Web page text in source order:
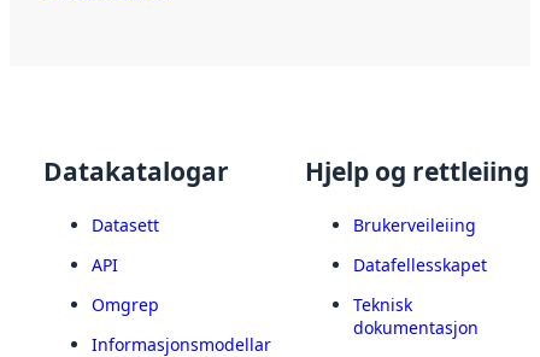
Datakatalogar
Datasett
API
Omgrep
Informasjonsmodellar
Hjelp og rettleiing
Brukerveileiing
Datafellesskapet
Teknisk
dokumentasjon